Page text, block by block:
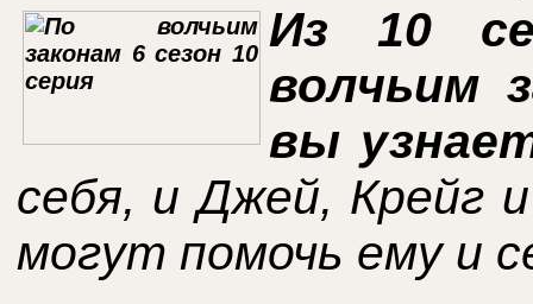
Из 10
волчьим
вы
себя, и Джей, Крейг
могут помочь ему и